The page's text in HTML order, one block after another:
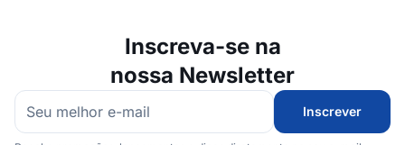
Inscreva-se na
nossa Newsletter
Inscrever